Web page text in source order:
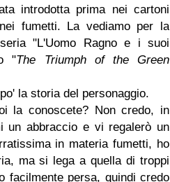
introdotta prima nei cartoni
fumetti. La vediamo per la
"L'Uomo Ragno e i suoi
"The Triumph of the Green
la storia del personaggio.
la conoscete? Non credo, in
un abbraccio e vi regalerò un
in materia fumetti, ho
ma si lega a quella di troppi
facilmente persa, quindi credo